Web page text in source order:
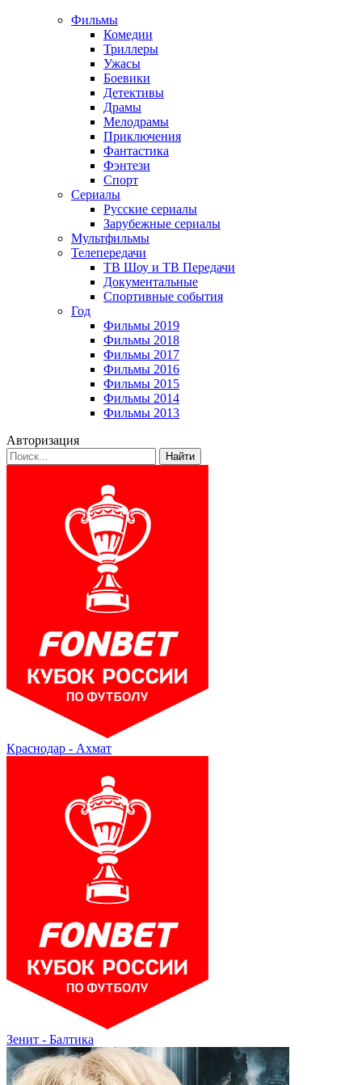
Фильмы
Комедии
Триллеры
Ужасы
Боевики
Детективы
Драмы
Мелодрамы
Приключения
Фантастика
Фэнтези
Спорт
Сериалы
Русские сериалы
Зарубежные сериалы
Мультфильмы
Телепередачи
ТВ Шоу и ТВ Передачи
Документальные
Спортивные события
Год
Фильмы 2019
Фильмы 2018
Фильмы 2017
Фильмы 2016
Фильмы 2015
Фильмы 2014
Фильмы 2013
Авторизация
Найти
Краснодар - Ахмат
Зенит - Балтика